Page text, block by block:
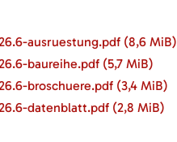
ausruestung.pdf (8,6 MiB)
baureihe.pdf (5,7 MiB)
broschuere.pdf (3,4 MiB)
datenblatt.pdf (2,8 MiB)